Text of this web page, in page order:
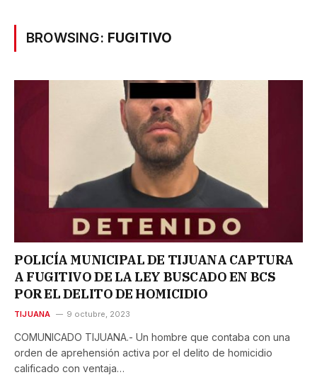
BROWSING: FUGITIVO
POLICÍA MUNICIPAL DE TIJUANA CAPTURA
A FUGITIVO DE LA LEY BUSCADO EN BCS
POR EL DELITO DE HOMICIDIO
TIJUANA 9 octubre, 2023
COMUNICADO TIJUANA.- Un hombre que contaba con una
orden de aprehensión activa por el delito de homicidio
calificado con ventaja…